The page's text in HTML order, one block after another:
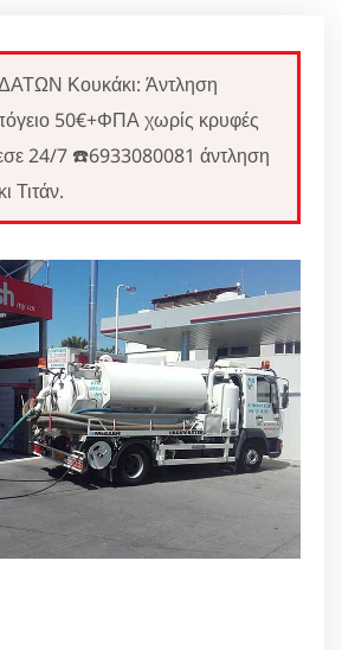
Κουκάκι: Άντληση
50€+ΦΠΑ χωρίς κρυφές
24/7 ☎️6933080081 άντληση
Τιτάν.